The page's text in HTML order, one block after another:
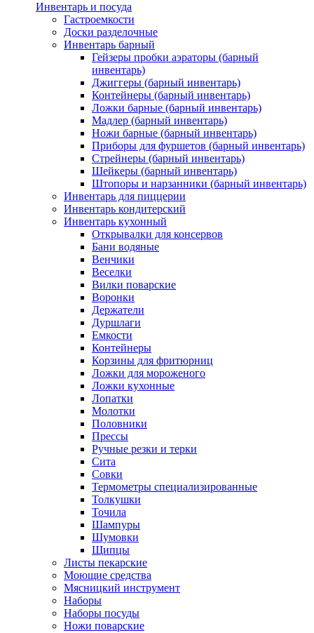
Инвентарь и посуда
Гастроемкости
Доски разделочные
Инвентарь барный
Гейзеры пробки аэраторы (барный
инвентарь)
Джиггеры (барный инвентарь)
Контейнеры (барный инвентарь)
Ложки барные (барный инвентарь)
Мадлер (барный инвентарь)
Ножи барные (барный инвентарь)
Приборы для фуршетов (барный инвентарь)
Стрейнеры (барный инвентарь)
Шейкеры (барный инвентарь)
Штопоры и нарзанники (барный инвентарь)
Инвентарь для пиццерии
Инвентарь кондитерский
Инвентарь кухонный
Открывалки для консервов
Бани водяные
Венчики
Веселки
Вилки поварские
Воронки
Держатели
Дуршлаги
Емкости
Контейнеры
Корзины для фритюрниц
Ложки для мороженого
Ложки кухонные
Лопатки
Молотки
Половники
Прессы
Ручные резки и терки
Сита
Совки
Термометры специализированные
Толкушки
Точила
Шампуры
Шумовки
Щипцы
Листы пекарские
Моющие средства
Мясницкий инструмент
Наборы
Наборы посуды
Ножи поварские